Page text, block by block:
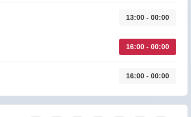
13:00 - 00:00
16:00 - 00:00
16:00 - 00:00